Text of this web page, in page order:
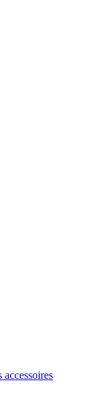
accessoires